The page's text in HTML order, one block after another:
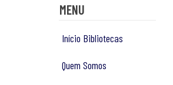
MENU
Início Bibliotecas
Quem Somos